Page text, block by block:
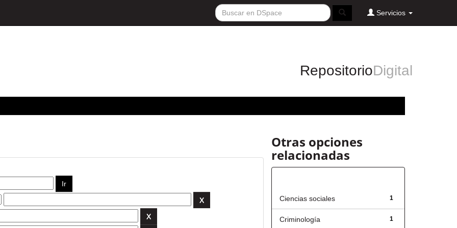
Servicios
RepositorioDigital
Otras opciones
relacionadas
1
Ciencias sociales
1
Criminología